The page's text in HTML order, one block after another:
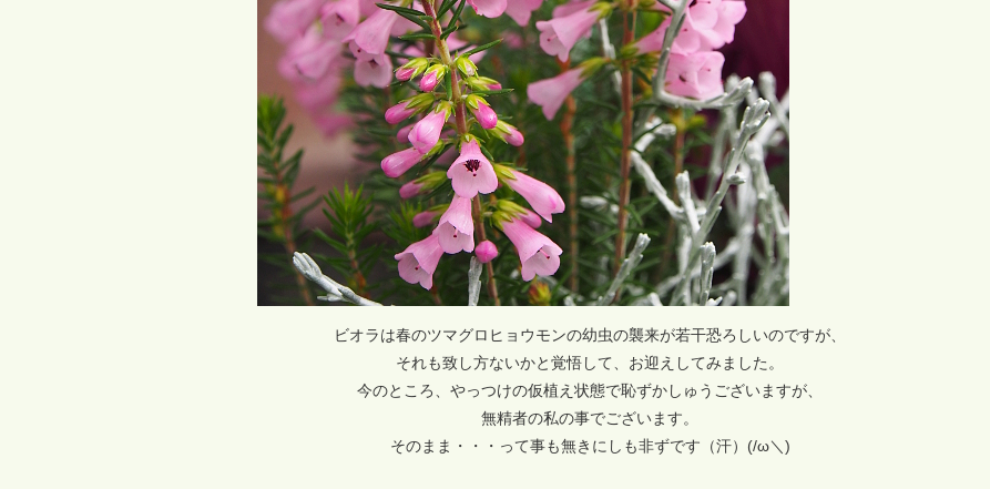
ビオラは春のツマグロヒョウモンの幼虫の襲来が若干恐ろしいのですが、
それも致し方ないかと覚悟して、お迎えしてみました。
今のところ、やっつけの仮植え状態で恥ずかしゅうございますが、
無精者の私の事でございます。
そのまま・・・って事も無きにしも非ずです（汗）(/ω＼)